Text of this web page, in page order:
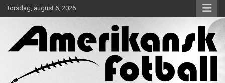
Skip
to
torsdag, august 6, 2026